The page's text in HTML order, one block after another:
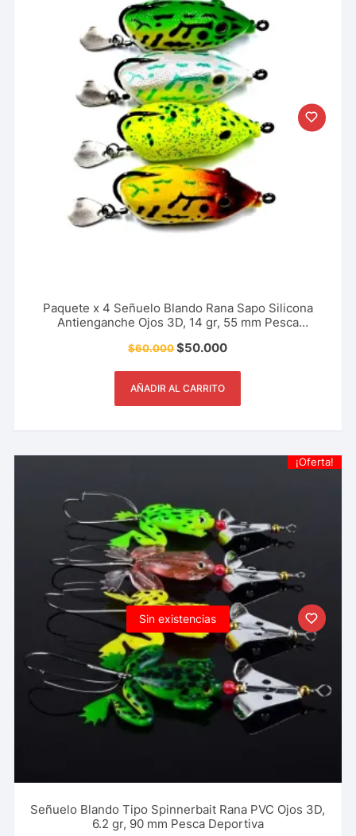
Paquete x 4 Señuelo Blando Rana Sapo Silicona
Antienganche Ojos 3D, 14 gr, 55 mm Pesca
$60.000$50.000
AÑADIR AL CARRITO
Sin existencias
¡Oferta!
Señuelo Blando Tipo Spinnerbait Rana PVC Ojos 3D,
6.2 gr, 90 mm Pesca Deportiva